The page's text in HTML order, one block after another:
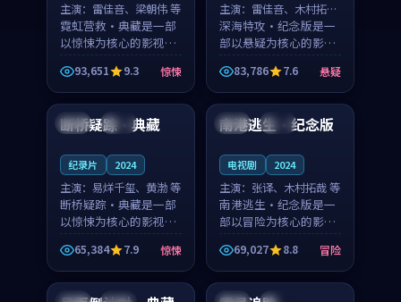
主演： 雷佳音、梁朝伟 等
霓虹营救·典藏是一部
以惊悚为核心的影视作
品，围绕危机、反转与
人物成长展开，整体节
奏紧凑，值得推荐观
看。
93,651 9.3 惊悚
主演： 雷佳音、木村拓哉
等
深海特攻·纪念版是一
部以悬疑为核心的影视
作品，围绕危机、反转
与人物成长展开，整体
节奏紧凑，值得推荐观
看。
83,786 7.6 悬疑
法国 高分
断桥疑踪·典藏
纪录片 2024
主演： 易烊千玺、黄渤 等
断桥疑踪·典藏是一部
以惊悚为核心的影视作
品，围绕危机、反转与
人物成长展开，整体节
奏紧凑，值得推荐观
看。
65,384 7.9 惊悚
中国 杜比
南港逃生·纪念版
电视剧 2024
主演： 张译、木村拓哉 等
南港逃生·纪念版是一
部以冒险为核心的影视
作品，围绕危机、反转
与人物成长展开，整体
节奏紧凑，值得推荐观
看。
69,027 8.8 冒险